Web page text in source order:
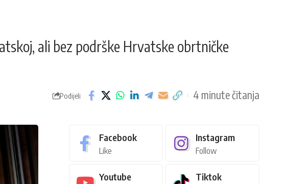
ali bez podrške Hrvatske obrtničke
Podijeli 4 minute čitanja
Facebook
Like
Instagram
Follow
Youtube Tiktok